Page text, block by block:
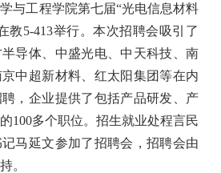
与工程学院第七届“光电信息材料
教5-413举行。本次招聘会吸引了
导体、中盛光电、中天科技、南
中超新材料、红太阳集团等在内
，企业提供了包括产品研发、产
100多个职位。招生就业处程言民
马延文参加了招聘会，招聘会由
。